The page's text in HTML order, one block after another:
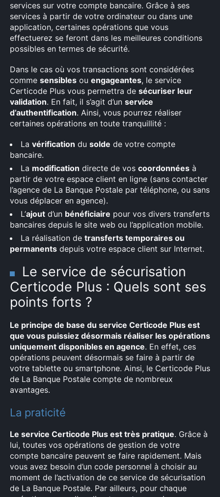
services sur votre compte bancaire. Grâce à ses
services à partir de votre ordinateur ou dans une
application, certaines opérations que vous
effectuerez se feront dans les meilleures conditions
possibles en termes de sécurité.
Dans le cas où vos transactions sont considérées
comme sensibles ou engageantes, le service
Certicode Plus vous permettra de sécuriser leur
validation. En fait, il s’agit d’un service
d’authentification. Ainsi, vous pourrez réaliser
certaines opérations en toute tranquillité :
La vérification du solde de votre compte
bancaire.
La modification directe de vos coordonnées à
partir de votre espace client en ligne (sans contacter
l’agence de La Banque Postale par téléphone, ou sans
vous déplacer en agence).
L’ajout d’un bénéficiaire pour vos divers transferts
bancaires depuis le site web ou l’application mobile.
La réalisation de transferts temporaires ou
permanents depuis votre espace client sur Internet.
Le service de sécurisation
Certicode Plus : Quels sont ses
points forts ?
Le principe de base du service Certicode Plus est
que vous puissiez désormais réaliser les opérations
uniquement disponibles en agence. En effet, ces
opérations peuvent désormais se faire à partir de
votre tablette ou smartphone. Ainsi, le Certicode Plus
de La Banque Postale compte de nombreux
avantages.
La praticité
Le service Certicode Plus est très pratique. Grâce à
lui, toutes vos opérations de gestion de votre
compte bancaire peuvent se faire rapidement. Mais
vous avez besoin d’un code personnel à choisir au
moment de l’activation de ce service de sécurisation
de La Banque Postale. Par ailleurs, pour chaque